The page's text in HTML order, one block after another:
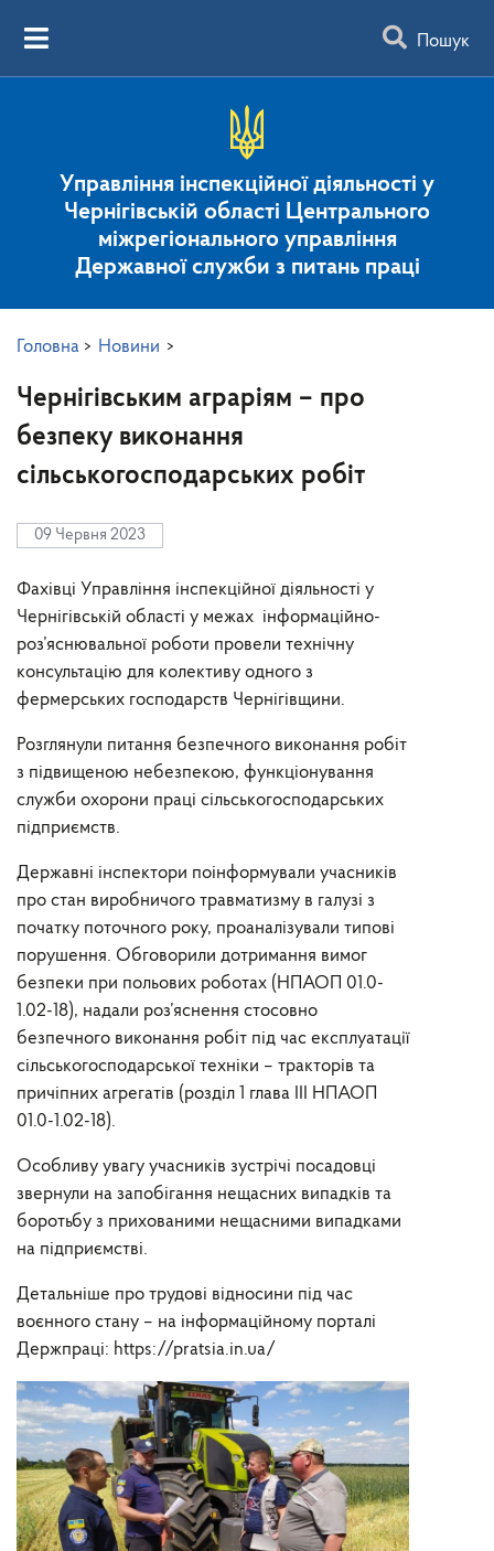
Пошук
Управління інспекційної діяльності у
Чернігівській області Центрального
міжрегіонального управління
Державної служби з питань праці
Головна > Новини >
Чернігівським аграріям – про
безпеку виконання
сільськогосподарських робіт
09 Червня 2023
Фахівці Управління інспекційної діяльності у
Чернігівській області у межах інформаційно-
роз’яснювальної роботи провели технічну
консультацію для колективу одного з
фермерських господарств Чернігівщини.
Розглянули питання безпечного виконання робіт
з підвищеною небезпекою, функціонування
служби охорони праці сільськогосподарських
підприємств.
Державні інспектори поінформували учасників
про стан виробничого травматизму в галузі з
початку поточного року, проаналізували типові
порушення. Обговорили дотримання вимог
безпеки при польових роботах (НПАОП 01.0-
1.02-18), надали роз’яснення стосовно
безпечного виконання робіт під час експлуатації
сільськогосподарської техніки – тракторів та
причіпних агрегатів (розділ 1 глава ІІІ НПАОП
01.0-1.02-18).
Особливу увагу учасників зустрічі посадовці
звернули на запобігання нещасних випадків та
боротьбу з прихованими нещасними випадками
на підприємстві.
Детальніше про трудові відносини під час
воєнного стану – на інформаційному порталі
Держпраці: https://pratsia.in.ua/